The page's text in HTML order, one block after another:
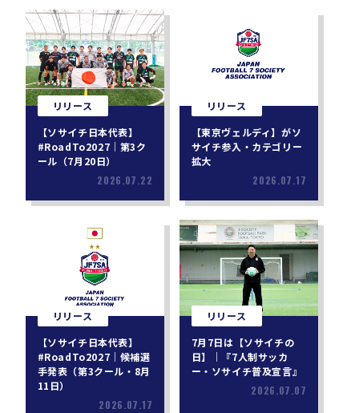
リリース
【ソサイチ日本代表】
#RoadTo2027｜第3ク
ール（7月20日）
2026.07.22
リリース
【東京ヴェルディ】がソ
サイチ参入・カテゴリー
拡大
2026.07.17
リリース
【ソサイチ日本代表】
#RoadTo2027｜候補選
手発表（第3クール・8月
11日）
2026.07.17
リリース
7月7日は【ソサイチの
日】｜『7人制サッカ
ー・ソサイチ普及宣言』
2026.07.07